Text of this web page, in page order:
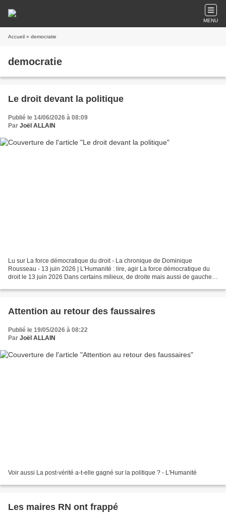
MENU
Accueil » democratie
democratie
Le droit devant la politique
Publié le 14/06/2026 à 08:09
Par Joël ALLAIN
Lu sur La force démocratique du droit - La chronique de Dominique
Rousseau - 13 juin 2026 | L'Humanité : lire, agir La force démocratique du
droit le 13 juin 2026 Dans certains milieux, de droite mais aussi de gauche, il
Attention au retour des faussaires
Publié le 19/05/2026 à 08:22
Par Joël ALLAIN
Voir aussi La post-vérité a-t-elle gagné sur la politique ? - L'Humanité
Les maires RN ont frappé